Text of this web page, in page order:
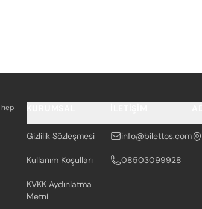
Gizlilik Sözleşmesi
Kullanım Koşulları
KVKK Aydınlatma
Metni
info@bilettos.com
08503099928